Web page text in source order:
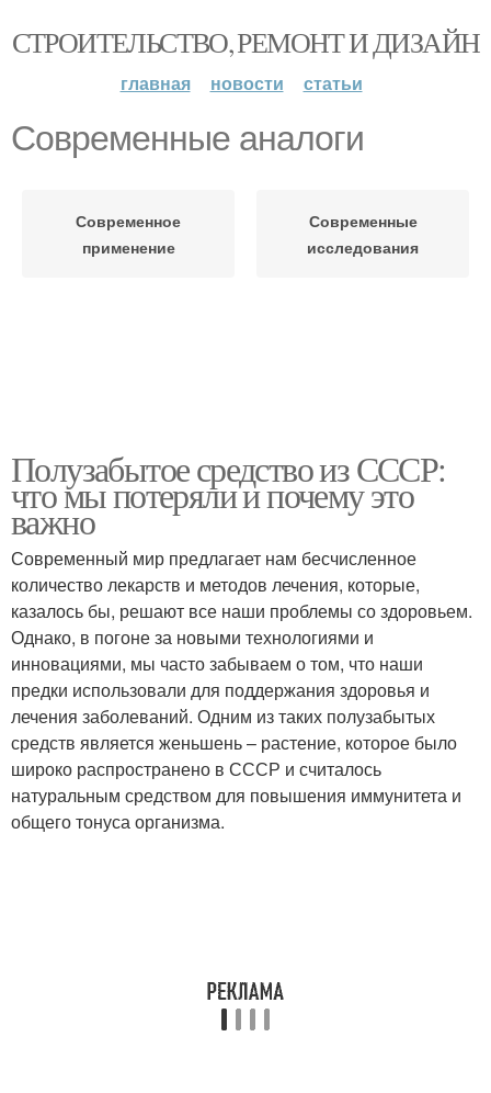
СТРОИТЕЛЬСТВО, РЕМОНТ И ДИЗАЙН
главная новости статьи
Современные аналоги
Современное
применение
Современные
исследования
Полузабытое средство из СССР:
что мы потеряли и почему это
важно
Современный мир предлагает нам бесчисленное
количество лекарств и методов лечения, которые,
казалось бы, решают все наши проблемы со здоровьем.
Однако, в погоне за новыми технологиями и
инновациями, мы часто забываем о том, что наши
предки использовали для поддержания здоровья и
лечения заболеваний. Одним из таких полузабытых
средств является женьшень – растение, которое было
широко распространено в СССР и считалось
натуральным средством для повышения иммунитета и
общего тонуса организма.